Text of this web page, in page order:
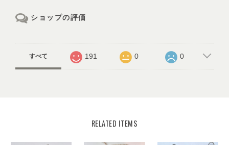
ショップの評価
すべて 191 0 0
RELATED ITEMS